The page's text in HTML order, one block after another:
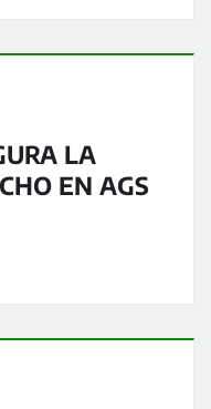
LA
EN AGS